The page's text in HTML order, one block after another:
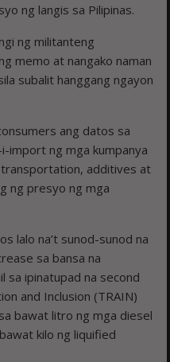
ng langis sa Pilipinas.
ng militanteng
memo at nangako naman
subalit hanggang ngayon
ang datos sa
import ng mga kumpanya
additives at
ng presyo ng mga
lalo na’t sunod-sunod na
sa bansa na
sa ipinatupad na second
and Inclusion (TRAIN)
bawat litro ng mga diesel
kilo ng liquified